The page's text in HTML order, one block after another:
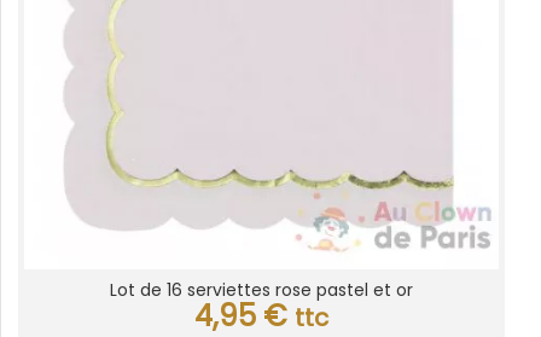
Lot de 16 serviettes rose pastel et or
4,95 € ttc